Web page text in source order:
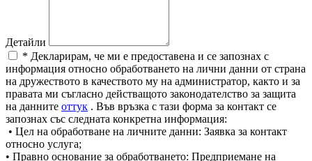
Детайли
* Декларирам, че ми е предоставена и се запознах с
информация относно обработването на лични данни от страна
на дружеството в качеството му на администратор, както и за
правата ми съгласно действащото законодателство за защита
на данните оттук . Във връзка с тази форма за контакт се
запознах със следната конкретна информация:
• Цел на обработване на личните данни: Заявка за контакт
относно услуга;
• Правно основание за обработването: Предприемане на